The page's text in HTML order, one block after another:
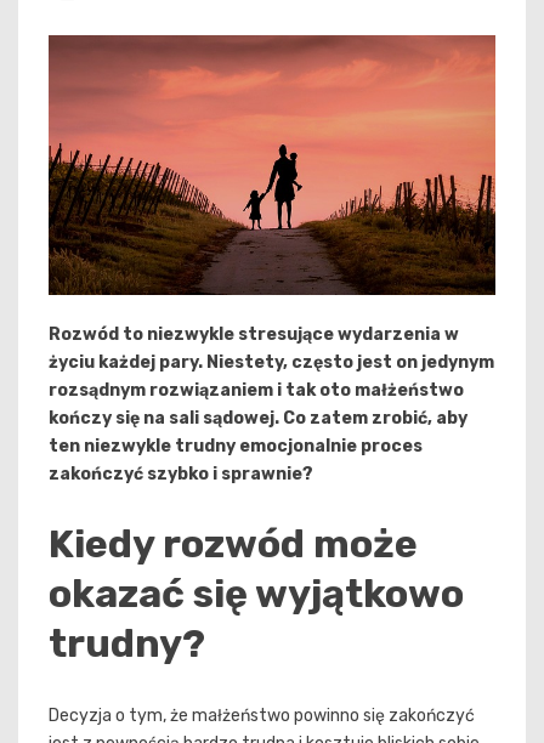
Rozwód to niezwykle stresujące wydarzenia w
życiu każdej pary. Niestety, często jest on jedynym
rozsądnym rozwiązaniem i tak oto małżeństwo
kończy się na sali sądowej. Co zatem zrobić, aby
ten niezwykle trudny emocjonalnie proces
zakończyć szybko i sprawnie?
Kiedy rozwód może
okazać się wyjątkowo
trudny?
Decyzja o tym, że małżeństwo powinno się zakończyć